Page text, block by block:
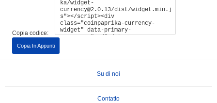
Copia codice:
Copia In Appunti
Su di noi
Contatto